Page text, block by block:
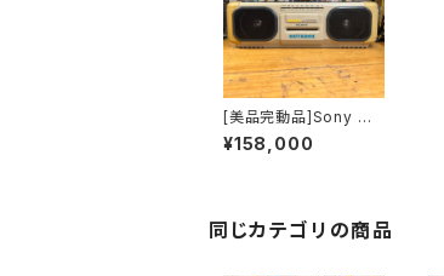
[美品完動品]Sony OU
TBACK CFS-D960
希少モデル
¥158,000
同じカテゴリの商品